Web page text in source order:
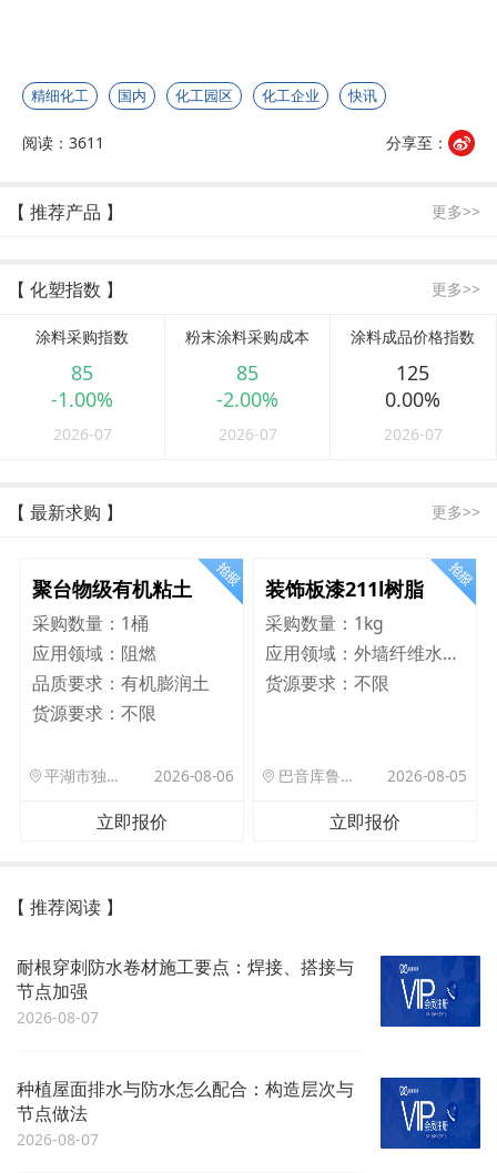
精细化工 国内 化工园区 化工企业 快讯
阅读：3611 分享至：
【 推荐产品 】 更多>>
【 化塑指数 】 更多>>
涂料采购指数
85
-1.00%
2026-07
粉末涂料采购成本
85
-2.00%
2026-07
涂料成品价格指数
125
0.00%
2026-07
【 最新求购 】 更多>>
聚台物级有机粘土
采购数量： 1桶
应用领域： 阻燃
品质要求： 有机膨润土
货源要求： 不限
平湖市独山港镇集港路 589 号 2026-08-06
立即报价
装饰板漆211l树脂
采购数量： 1kg
应用领域：
外墙纤维水泥板
货源要求：不限
巴音库鲁提镇,托帕口岸六号库房 2026-08-05
立即报价
【 推荐阅读 】
耐根穿刺防水卷材施工要点：焊接、搭接与
节点加强
2026-08-07
种植屋面排水与防水怎么配合：构造层次与
节点做法
2026-08-07